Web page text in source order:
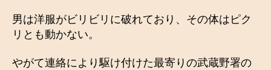
男は洋服がビリビリに破れており、その体はピク
リとも動かない。
やがて連絡により駆け付けた最寄りの武蔵野署の